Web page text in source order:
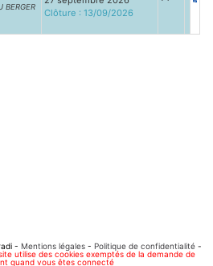
BERGER
Clôture : 13/09/2026
- Mentions légales - Politique de confidentialité -
utilise des cookies exemptés de la demande de
quand vous êtes connecté